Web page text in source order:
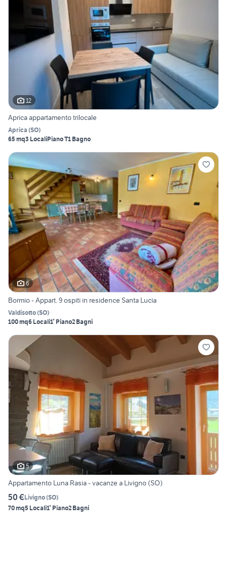
12
Aprica appartamento trilocale
Aprica (SO)
65 mq3 LocaliPiano T1 Bagno
6
Bormio - Appart. 9 ospiti in residence Santa Lucia
Valdisotto(SO)
100 mq6 Locali1° Piano2 Bagni
5
Appartamento Luna Rasia - vacanze a Livigno (SO)
50 €Livigno(SO)
70 mq5 Locali1° Piano2 Bagni